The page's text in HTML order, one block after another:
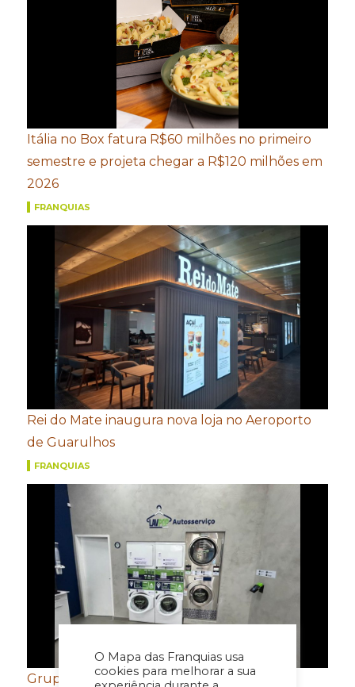
O Mapa das Franquias usa
cookies para melhorar a sua
Itália no Box fatura R$60 milhões no primeiro
semestre e projeta chegar a R$120 milhões em
2026
FRANQUIAS
Rei do Mate inaugura nova loja no Aeroporto
de Guarulhos
FRANQUIAS
Grupo FROTH mira Santa Catarina e prevê